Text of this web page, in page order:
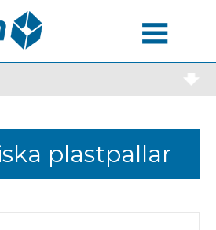
MENU
plastpallar